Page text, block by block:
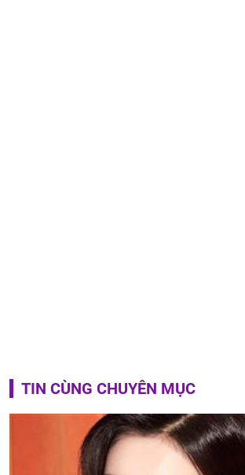
TIN CÙNG CHUYÊN MỤC